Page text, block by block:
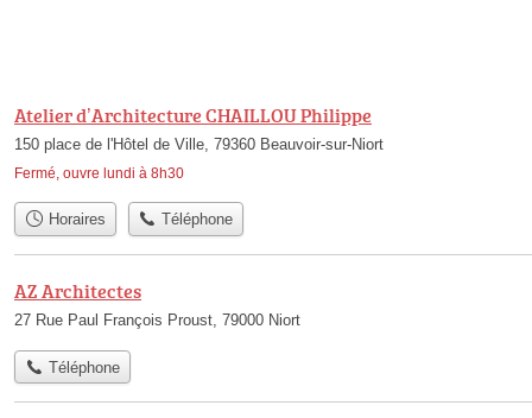
Atelier d’Architecture CHAILLOU Philippe
150 place de l'Hôtel de Ville, 79360 Beauvoir-sur-Niort
Fermé, ouvre lundi à 8h30
Horaires Téléphone
AZ Architectes
27 Rue Paul François Proust, 79000 Niort
Téléphone